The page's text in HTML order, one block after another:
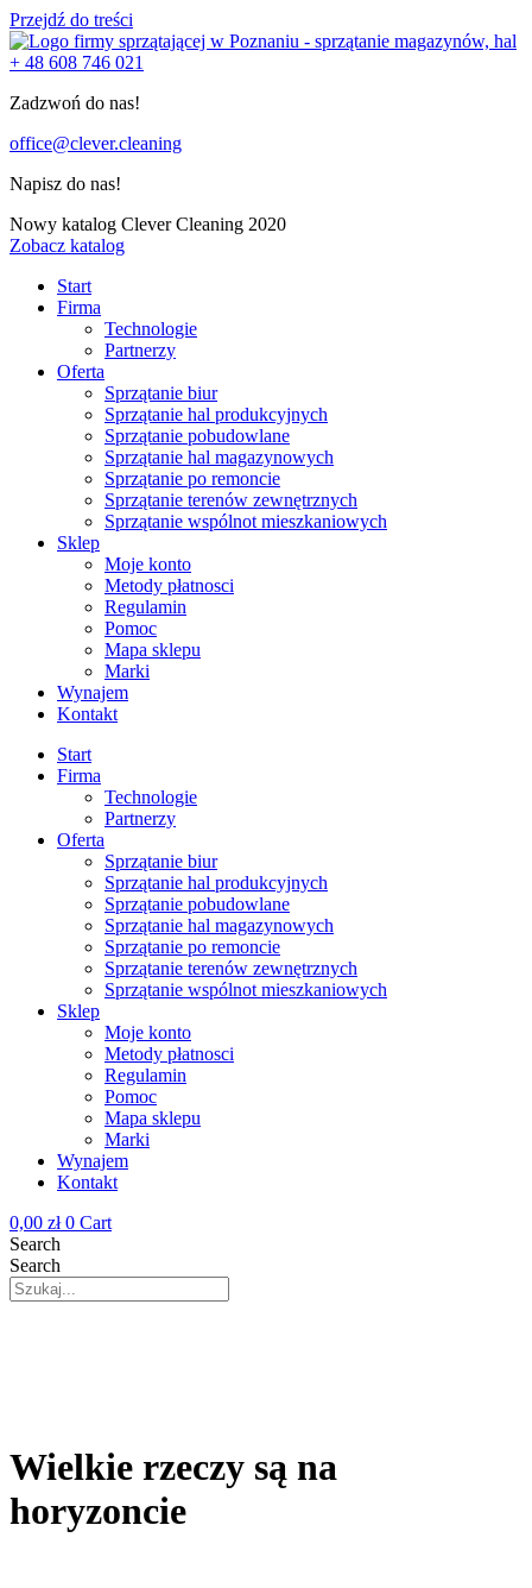
Przejdź do treści
+ 48 608 746 021
Zadzwoń do nas!
office@clever.cleaning
Napisz do nas!
Nowy katalog Clever Cleaning 2020
Zobacz katalog
Start
Firma
Technologie
Partnerzy
Oferta
Sprzątanie biur
Sprzątanie hal produkcyjnych
Sprzątanie pobudowlane
Sprzątanie hal magazynowych
Sprzątanie po remoncie
Sprzątanie terenów zewnętrznych
Sprzątanie wspólnot mieszkaniowych
Sklep
Moje konto
Metody płatnosci
Regulamin
Pomoc
Mapa sklepu
Marki
Wynajem
Kontakt
Start
Firma
Technologie
Partnerzy
Oferta
Sprzątanie biur
Sprzątanie hal produkcyjnych
Sprzątanie pobudowlane
Sprzątanie hal magazynowych
Sprzątanie po remoncie
Sprzątanie terenów zewnętrznych
Sprzątanie wspólnot mieszkaniowych
Sklep
Moje konto
Metody płatnosci
Regulamin
Pomoc
Mapa sklepu
Marki
Wynajem
Kontakt
0,00 zł 0 Cart
Search
Search
Wielkie rzeczy są na
horyzoncie